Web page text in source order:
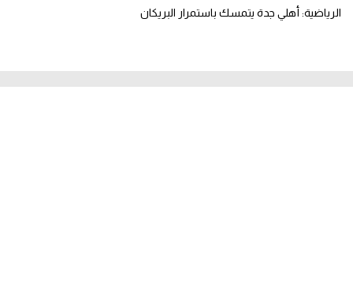
الرياضية: أهلي جدة يتمسك باستمرار البريكان